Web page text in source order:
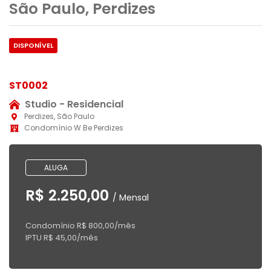
São Paulo, Perdizes
DISPONÍVEL
ST0002
Studio - Residencial
Perdizes, São Paulo
Condomínio W Be Perdizes
ALUGA
R$ 2.250,00 / Mensal
Condomínio R$ 800,00/mês
IPTU R$ 45,00/mês